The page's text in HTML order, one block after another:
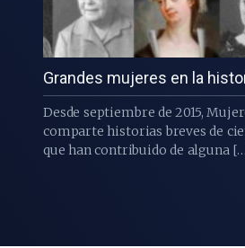
Grandes mujeres en la
Desde septiembre de 2015,
comparte historias breves de
que han contribuido de alguna